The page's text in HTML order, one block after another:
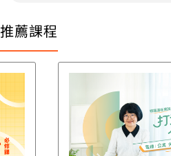
推薦課程